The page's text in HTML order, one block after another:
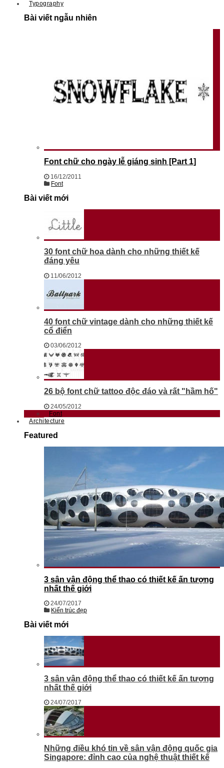
Typography
Bài viết ngẫu nhiên
Font chữ cho ngày lễ giáng sinh [Part 1]
16/12/2011
Font
Bài viết mới
30 font chữ hoa dành cho những thiết kế
đáng yêu
11/06/2012
40 font chữ vintage dành cho những thiết kế
cổ điển
03/06/2012
26 bộ font chữ tattoo độc đáo và rất "hầm hố"
24/05/2012
Font
Architecture
Featured
3 sân vận động thể thao có thiết kế ấn tượng
nhất thế giới
24/07/2017
Kiến trúc đẹp
Bài viết mới
3 sân vận động thể thao có thiết kế ấn tượng
nhất thế giới
24/07/2017
Những điều khó tin về sân vận động quốc gia
Singapore: đỉnh cao của nghệ thuật thiết kế